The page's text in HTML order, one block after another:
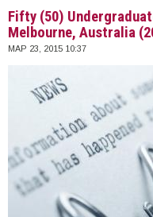
Fifty (50)
Melbourne, Australia
ΜΑΡ 23, 2015 10:37